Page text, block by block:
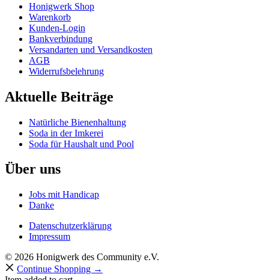
Honigwerk Shop
Warenkorb
Kunden-Login
Bankverbindung
Versandarten und Versandkosten
AGB
Widerrufsbelehrung
Aktuelle Beiträge
Natürliche Bienenhaltung
Soda in der Imkerei
Soda für Haushalt und Pool
Über uns
Jobs mit Handicap
Danke
Datenschutzerklärung
Impressum
© 2026 Honigwerk des Community e.V.
Continue Shopping →